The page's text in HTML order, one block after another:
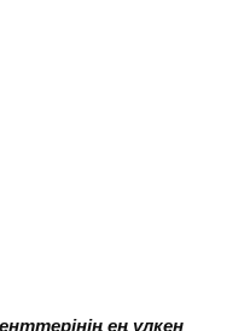
ең үлкен